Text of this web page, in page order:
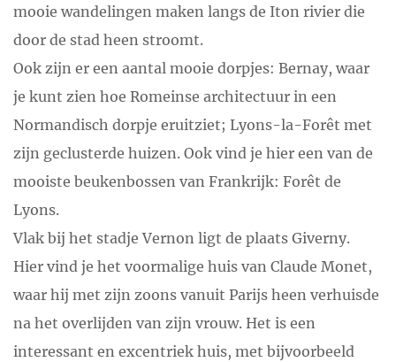
mooie wandelingen maken langs de Iton rivier die
door de stad heen stroomt.
Ook zijn er een aantal mooie dorpjes: Bernay, waar
je kunt zien hoe Romeinse architectuur in een
Normandisch dorpje eruitziet; Lyons-la-Forêt met
zijn geclusterde huizen. Ook vind je hier een van de
mooiste beukenbossen van Frankrijk: Forêt de
Lyons.
Vlak bij het stadje Vernon ligt de plaats Giverny.
Hier vind je het voormalige huis van Claude Monet,
waar hij met zijn zoons vanuit Parijs heen verhuisde
na het overlijden van zijn vrouw. Het is een
interessant en excentriek huis, met bijvoorbeeld